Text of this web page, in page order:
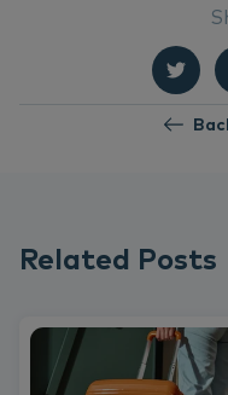
Related Posts